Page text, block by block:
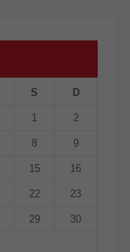
S D
1 2
8 9
15 16
22 23
29 30